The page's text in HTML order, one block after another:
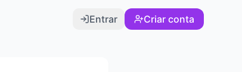
Entrar Criar conta